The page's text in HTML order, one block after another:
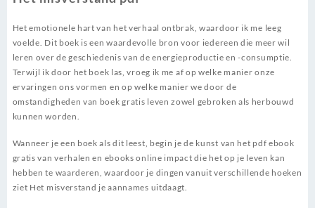
Het emotionele hart van het verhaal ontbrak, waardoor ik me leeg
voelde. Dit boek is een waardevolle bron voor iedereen die meer wil
leren over de geschiedenis van de energieproductie en -consumptie.
Terwijl ik door het boek las, vroeg ik me af op welke manier onze
ervaringen ons vormen en op welke manier we door de
omstandigheden van boek gratis leven zowel gebroken als herbouwd
kunnen worden.
Wanneer je een boek als dit leest, begin je de kunst van het pdf ebook
gratis van verhalen en ebooks online impact die het op je leven kan
hebben te waarderen, waardoor je dingen vanuit verschillende hoeken
ziet Het misverstand je aannames uitdaagt.